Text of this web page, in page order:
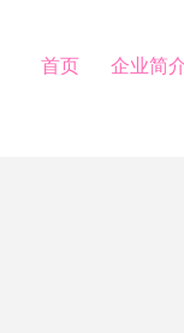
首页 企业简